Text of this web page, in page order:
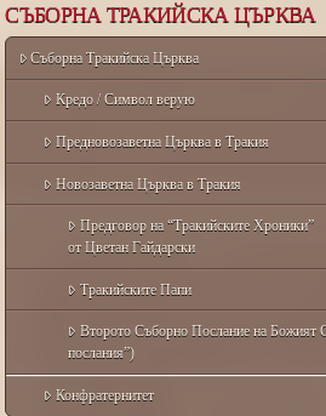
СЪБОРНА ТРАКИЙСКА ЦЪРКВА
Съборна Тракийска Църква
Кредо / Символ верую
Предновозаветна Църква в Тракия
Новозаветна Църква в Тракия
Предговор на “Тракийските Хроники”
от Цветан Гайдарски
Тракийските Папи
Второто Съборно Послание на Божият
послания”)
Конфратернитет